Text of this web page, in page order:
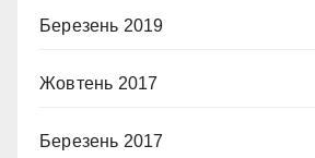
Березень 2019
Жовтень 2017
Березень 2017